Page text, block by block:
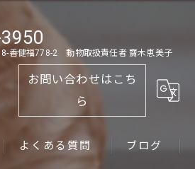
香健福778-2 動物取扱責任者 齋木恵美子
お問い合わせはこち
ら
よくある質問 ブログ